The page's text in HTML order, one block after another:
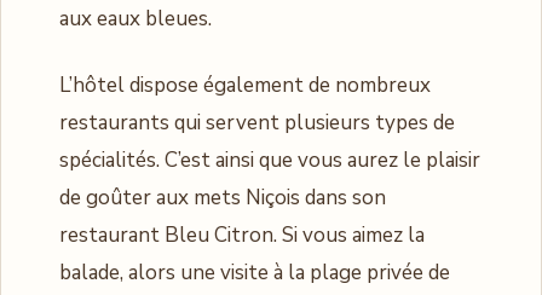
aux eaux bleues.
L’hôtel dispose également de nombreux
restaurants qui servent plusieurs types de
spécialités. C’est ainsi que vous aurez le plaisir
de goûter aux mets Niçois dans son
restaurant Bleu Citron. Si vous aimez la
balade, alors une visite à la plage privée de